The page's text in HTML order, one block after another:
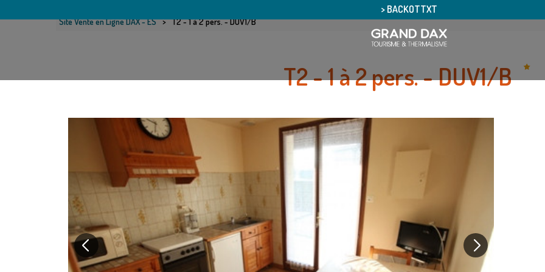
> BACKOTTXT
Site Vente en Ligne DAX - ES > T2 - 1 à 2 pers. - DUV1/B
T2 - 1 à 2 pers. - DUV1/B